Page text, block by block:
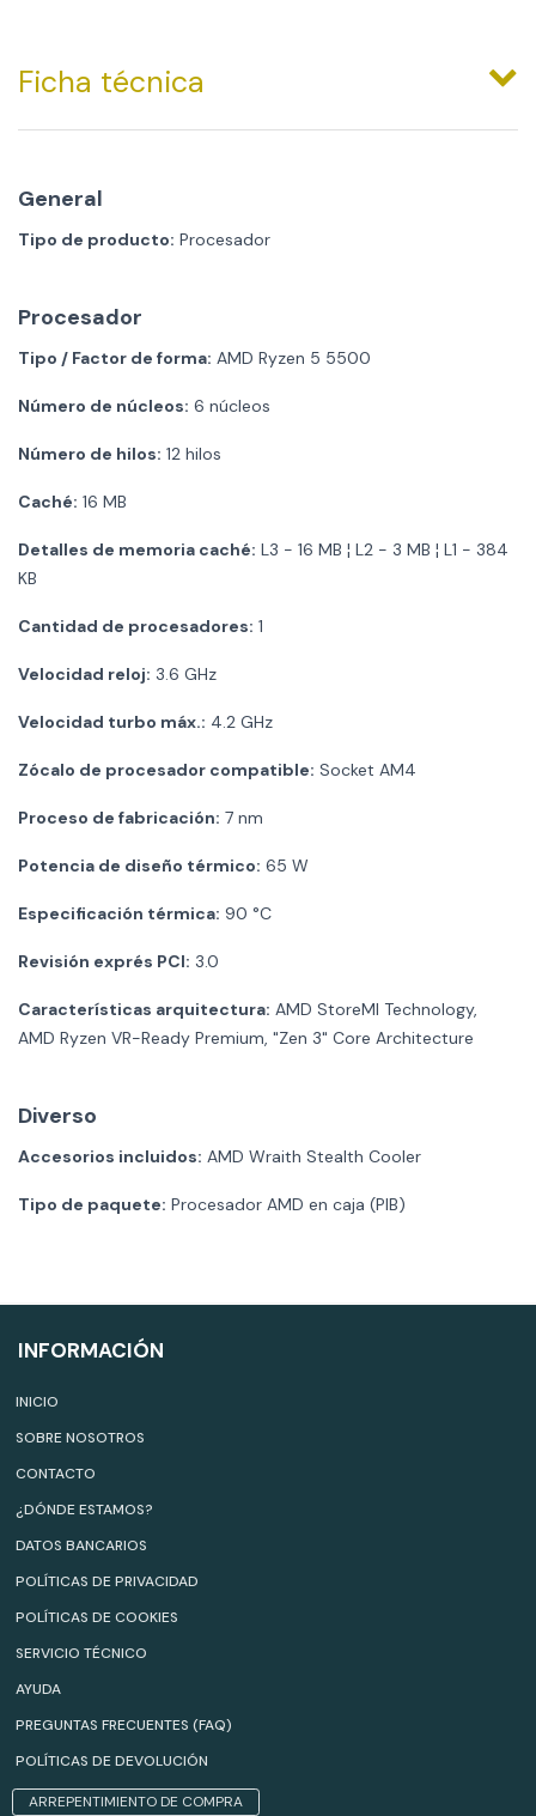
Ficha técnica
General
Tipo de producto: Procesador
Procesador
Tipo / Factor de forma: AMD Ryzen 5 5500
Número de núcleos: 6 núcleos
Número de hilos: 12 hilos
Caché: 16 MB
Detalles de memoria caché: L3 - 16 MB ¦ L2 - 3 MB ¦ L1 - 384
KB
Cantidad de procesadores: 1
Velocidad reloj: 3.6 GHz
Velocidad turbo máx.: 4.2 GHz
Zócalo de procesador compatible: Socket AM4
Proceso de fabricación: 7 nm
Potencia de diseño térmico: 65 W
Especificación térmica: 90 °C
Revisión exprés PCI: 3.0
Características arquitectura: AMD StoreMI Technology,
AMD Ryzen VR-Ready Premium, "Zen 3" Core Architecture
Diverso
Accesorios incluidos: AMD Wraith Stealth Cooler
Tipo de paquete: Procesador AMD en caja (PIB)
INFORMACIÓN
INICIO
SOBRE NOSOTROS
CONTACTO
¿DÓNDE ESTAMOS?
DATOS BANCARIOS
POLÍTICAS DE PRIVACIDAD
POLÍTICAS DE COOKIES
SERVICIO TÉCNICO
AYUDA
PREGUNTAS FRECUENTES (FAQ)
POLÍTICAS DE DEVOLUCIÓN
ARREPENTIMIENTO DE COMPRA